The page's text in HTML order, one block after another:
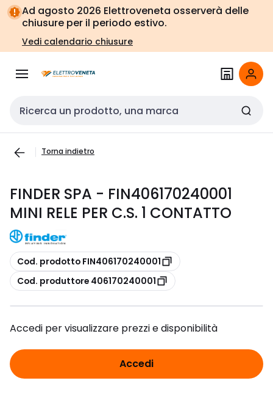
Vai alla
navigazione
Vai
alla
pagina
Ad agosto 2026 Elettroveneta osserverà delle
chiusure per il periodo estivo.
Vedi calendario chiusure
Cerca input
Torna indietro
FINDER SPA - FIN406170240001
MINI RELE PER C.S. 1 CONTATTO
copia
Cod. prodotto FIN406170240001
copia
Cod. produttore 406170240001
Accedi per visualizzare prezzi e disponibilità
Accedi